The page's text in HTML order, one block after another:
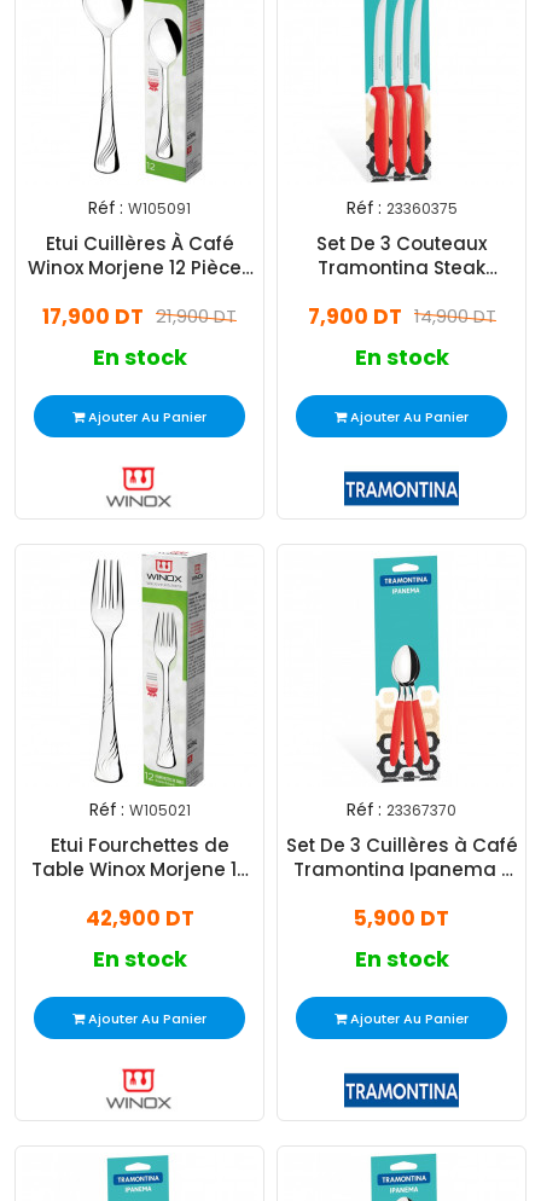
Réf : W105091
Etui Cuillères À Café
Winox Morjene 12 Pièces
21,900 DT
17,900 DT
En stock
Ajouter Au Panier
Réf : 23360375
Set De 3 Couteaux
Tramontina Steak
14,900 DT
7,900 DT
En stock
Ajouter Au Panier
Réf : W105021
Etui Fourchettes de
Table Winox Morjene 12
42,900 DT
En stock
Ajouter Au Panier
Réf : 23367370
Set De 3 Cuillères à Café
Tramontina Ipanema -
5,900 DT
En stock
Ajouter Au Panier